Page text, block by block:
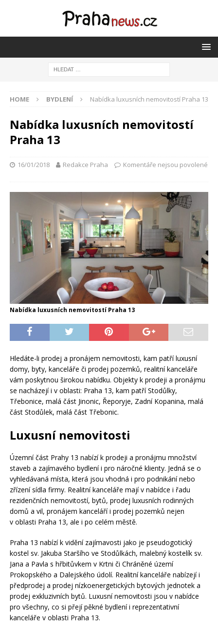
HOME BYDLENÍ Nabídka luxusních nemovitostí Praha 13
Nabídka luxusních nemovitostí
Praha 13
16/01/2018 Redakce Praha Komentáře nejsou povolené
Nabídka luxusních nemovitostí Praha 13
Hledáte-li prodej a pronájem nemovitosti, kam patří luxusní
domy, byty, kanceláře či prodej pozemků, realitní kanceláře
vám poskytnou širokou nabídku. Objekty k prodeji a pronájmu
se nacházejí i v oblasti: Praha 13, kam patří Stodůlky,
Třebonice, malá část Jinonic, Řeporyje, Zadní Kopanina, malá
část Stodůlek, malá část Třebonic.
Luxusní nemovitosti
Územní část Prahy 13 nabízí k prodeji a pronájmu množství
staveb a zajímavého bydlení i pro náročné klienty. Jedná se o
vyhledávaná místa, která jsou vhodná i pro podnikání nebo
zřízení sídla firmy. Realitní kanceláře mají v nabídce i řadu
rezidenčních nemovitostí, bytů, prodej luxusních rodinných
domů a vil, pronájem kanceláří i prodej pozemků nejen
v oblasti Praha 13, ale i po celém městě.
Praha 13 nabízí k vidění zajímavosti jako je pseudogotický
kostel sv. Jakuba Staršího ve Stodůlkách, malebný kostelík sv.
Jana a Pavla s hřbitůvkem v Krtni či Chráněné území
Prokopského a Dalejského údolí. Realitní kanceláře nabízejí i
předprodej a prodej nízkoenergetických bytových jednotek a
prodej exkluzivních bytů. Luxusní nemovitosti jsou v nabídce
pro všechny, co si přejí pěkné bydlení i reprezentativní
kanceláře v oblasti Praha 13.